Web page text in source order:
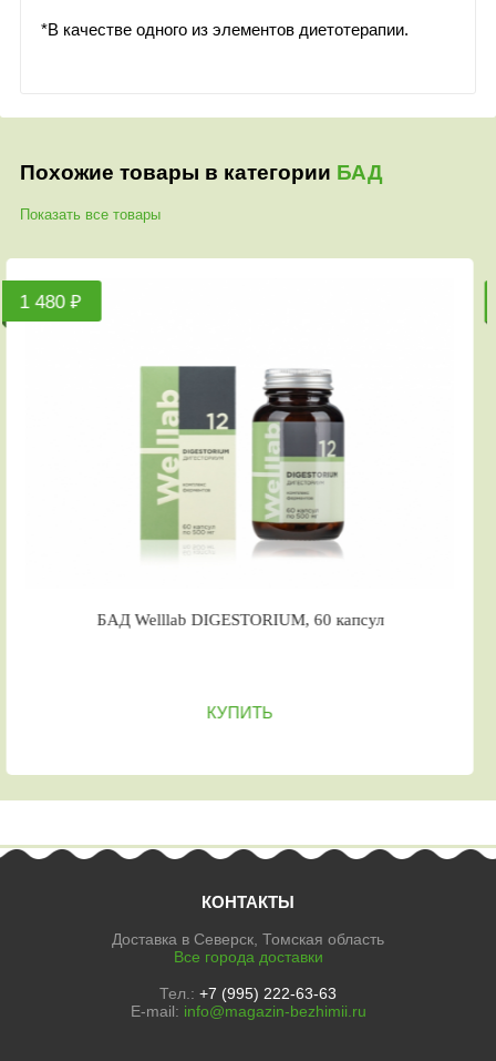
*В качестве одного из элементов диетотерапии.
Похожие товары в категории БАД
Показать все товары
БАД Welllab DIGESTORIUM, 60 капсул
КУПИТЬ
КОНТАКТЫ
Доставка в Северск, Томская область
Все города доставки
Тел.: +7 (995) 222-63-63
E-mail: info@magazin-bezhimii.ru